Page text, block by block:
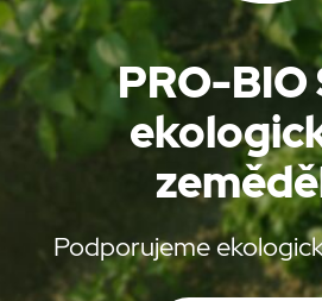
PRO-BIO
Podporujeme